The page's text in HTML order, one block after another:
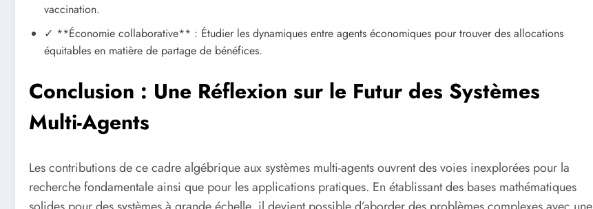
vaccination.
✓ **Économie collaborative** : Étudier les dynamiques entre agents économiques pour trouver des allocations
équitables en matière de partage de bénéfices.
Conclusion : Une Réflexion sur le Futur des Systèmes
Multi-Agents
Les contributions de ce cadre algébrique aux systèmes multi-agents ouvrent des voies inexplorées pour la
recherche fondamentale ainsi que pour les applications pratiques. En établissant des bases mathématiques